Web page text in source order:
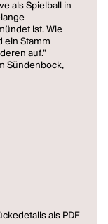
als Spielball in
ist. Wie
ein Stamm
auf."
Sündenbock,
als PDF